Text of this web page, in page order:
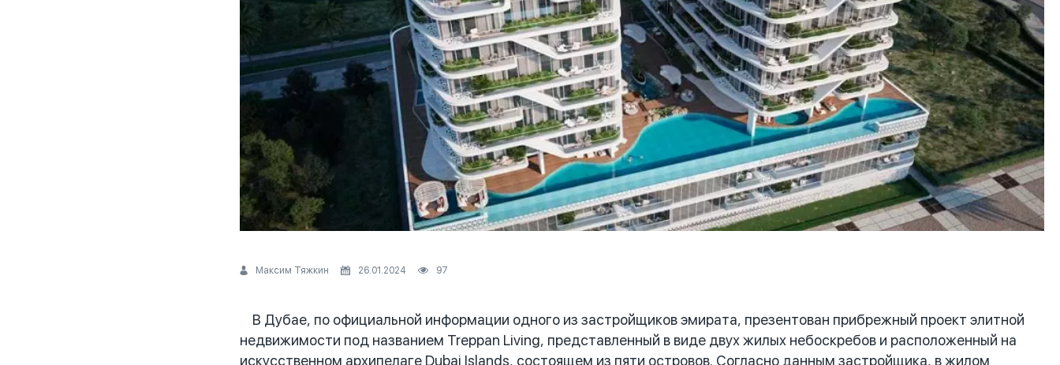
Максим Тяжкин 26.01.2024 97
В Дубае, по официальной информации одного из застройщиков эмирата, презентован прибрежный проект элитной
недвижимости под названием Treppan Living, представленный в виде двух жилых небоскребов и расположенный на
искусственном архипелаге Dubai Islands, состоящем из пяти островов. Согласно данным застройщика, в жилом